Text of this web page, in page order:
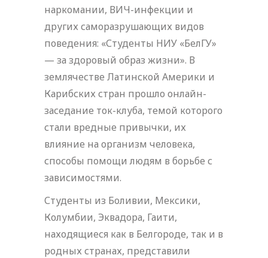
наркомании, ВИЧ-инфекции и
других саморазрушающих видов
поведения: «Студенты НИУ «БелГУ»
— за здоровый образ жизни». В
землячестве Латинской Америки и
Карибских стран прошло онлайн-
заседание ток-клуба, темой которого
стали вредные привычки, их
влияние на организм человека,
способы помощи людям в борьбе с
зависимостями.
Студенты из Боливии, Мексики,
Колумбии, Эквадора, Гаити,
находящиеся как в Белгороде, так и в
родных странах, представили